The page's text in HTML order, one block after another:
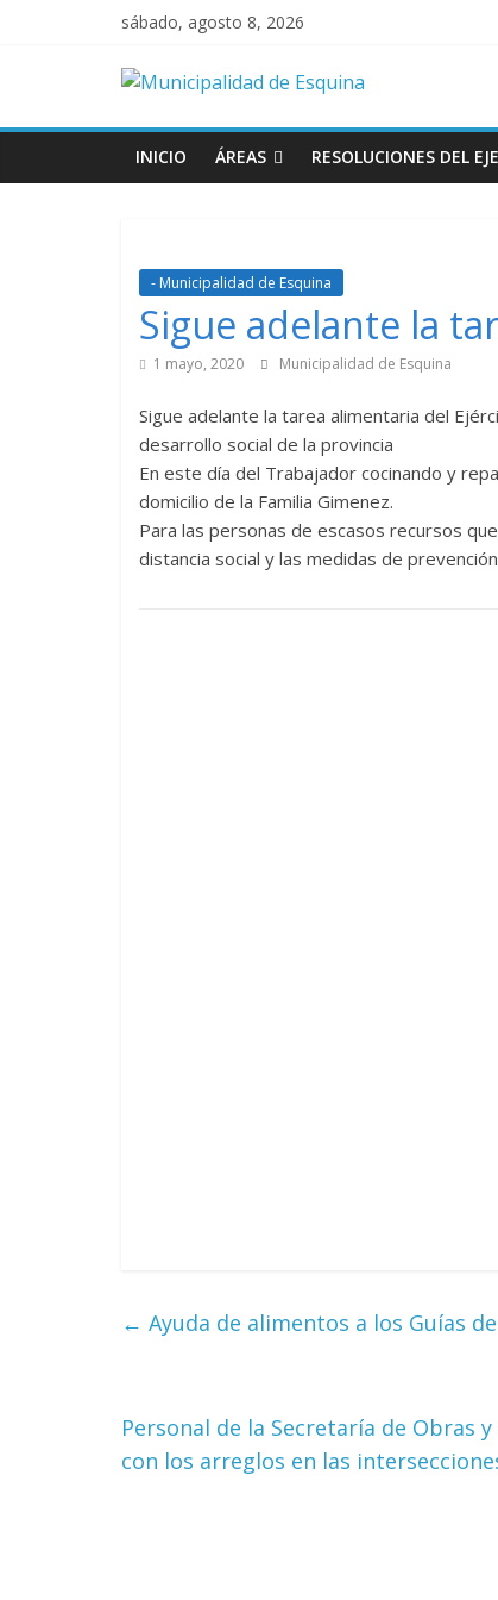
sábado, agosto 8, 2026
INICIO ÁREAS RESOLUCIONES DEL
- Municipalidad de Esquina
Sigue adelante la
1 mayo, 2020 Municipalidad de Esquina
Sigue adelante la tarea alimentaria del
desarrollo social de la provincia
En este día del Trabajador cocinando y
domicilio de la Familia Gimenez.
Para las personas de escasos recursos
distancia social y las medidas de
← Ayuda de alimentos a los Guías
Personal de la Secretaría de Obras
con los arreglos en las